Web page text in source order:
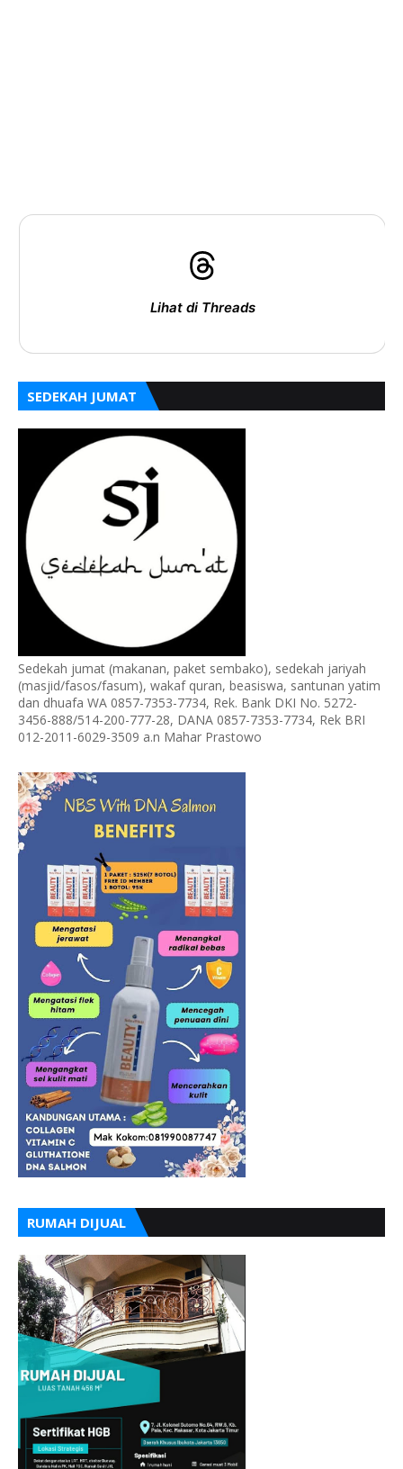
Lihat di Threads
SEDEKAH JUMAT
Sedekah jumat (makanan, paket sembako), sedekah jariyah
(masjid/fasos/fasum), wakaf quran, beasiswa, santunan yatim
dan dhuafa WA 0857-7353-7734, Rek. Bank DKI No. 5272-
3456-888/514-200-777-28, DANA 0857-7353-7734, Rek BRI
012-2011-6029-3509 a.n Mahar Prastowo
RUMAH DIJUAL